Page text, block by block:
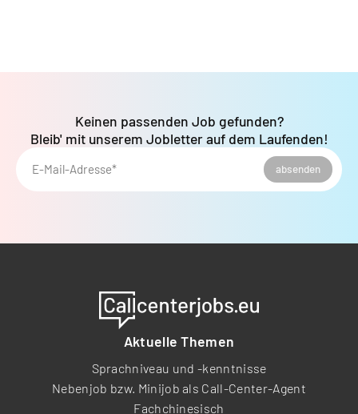
E-Mail-Adresse* absenden
Keinen passenden Job gefunden?
Bleib' mit unserem Jobletter auf dem Laufenden!
Aktuelle Themen
Sprachniveau und -kenntnisse
Nebenjob bzw. Minijob als Call-Center-Agent
Fachchinesisch